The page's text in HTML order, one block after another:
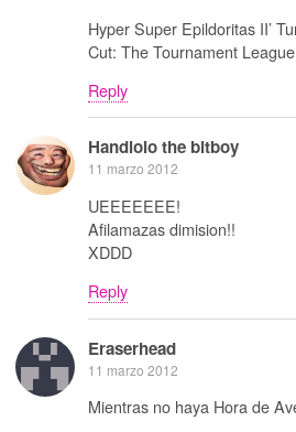
Hyper Super Epildoritas II’
Cut: The Tournament
Reply
Handlolo the bitboy
11 marzo 2012
UEEEEEEE!
Afilamazas dimision!!
XDDD
Reply
Eraserhead
11 marzo 2012
Mientras no haya Hora de